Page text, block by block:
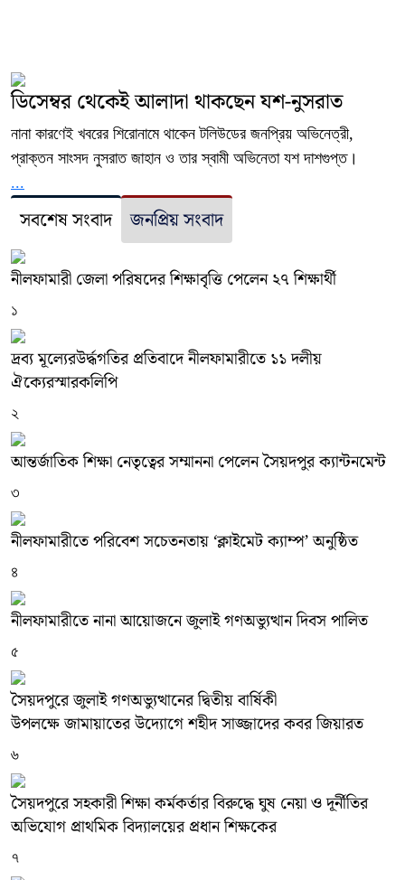
ডিসেম্বর থেকেই আলাদা থাকছেন যশ-নুসরাত
নানা কারণেই খবরের শিরোনামে থাকেন টলিউডের জনপ্রিয় অভিনেত্রী,
প্রাক্তন সাংসদ নুসরাত জাহান ও তার স্বামী অভিনেতা যশ দাশগুপ্ত।
...
সবশেষ সংবাদ জনপ্রিয় সংবাদ
নীলফামারী জেলা পরিষদের শিক্ষাবৃত্তি পেলেন ২৭ শিক্ষার্থী
১
দ্রব্য মূল্যেরউর্দ্ধগতির প্রতিবাদে নীলফামারীতে ১১ দলীয়
ঐক্যেরস্মারকলিপি
২
আন্তর্জাতিক শিক্ষা নেতৃত্বের সম্মাননা পেলেন সৈয়দপুর ক্যান্টনমেন্ট
৩
নীলফামারীতে পরিবেশ সচেতনতায় ‘ক্লাইমেট ক্যাম্প’ অনুষ্ঠিত
৪
নীলফামারীতে নানা আয়োজনে জুলাই গণঅভ্যুত্থান দিবস পালিত
৫
সৈয়দপুরে জুলাই গণঅভ্যুত্থানের দ্বিতীয় বার্ষিকী
উপলক্ষে জামায়াতের উদ্যোগে শহীদ সাজ্জাদের কবর জিয়ারত
৬
সৈয়দপুরে সহকারী শিক্ষা কর্মকর্তার বিরুদ্ধে ঘুষ নেয়া ও দূর্নীতির
অভিযোগ প্রাথমিক বিদ্যালয়ের প্রধান শিক্ষকের
৭